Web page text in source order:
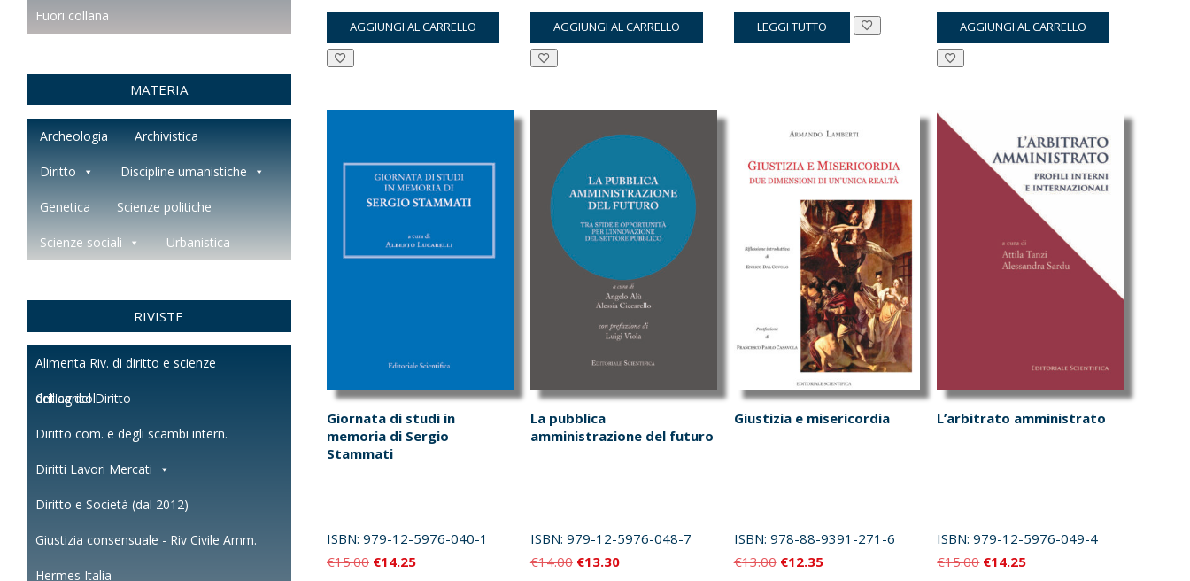
prezzo
originale
prezzo
attuale
AGGIUNGI AL CARRELLO
prezzo
originale
prezzo
attuale
AGGIUNGI AL CARRELLO
prezzo
originale
prezzo
attuale
LEGGI TUTTO
prezzo
originale
prezzo
attuale
AGGIUNGI AL CARRELLO
Giornata di studi in
memoria di Sergio
Stammati
ISBN:979-12-5976-040-1
€15.00 Il
€14.25Il
La pubblica
amministrazione del futuro
ISBN: 979-12-5976-048-7
€14.00 Il
€13.30Il
Giustizia e misericordia
ISBN: 978-88-9391-271-6
€13.00 Il
€12.35Il
L’arbitrato amministrato
ISBN:979-12-5976-049-4
€15.00 Il
€14.25Il
Fuori collana
MATERIA
Archeologia Archivistica
Diritto Discipline umanistiche
Genetica Scienze politiche
Scienze sociali Urbanistica
RIVISTE
Alimenta Riv. di diritto e scienze
dell'agricol.
Critica del Diritto
Diritto com. e degli scambi intern.
Diritti Lavori Mercati
Diritto e Società (dal 2012)
Giustizia consensuale - Riv Civile Amm.
Hermes Italia